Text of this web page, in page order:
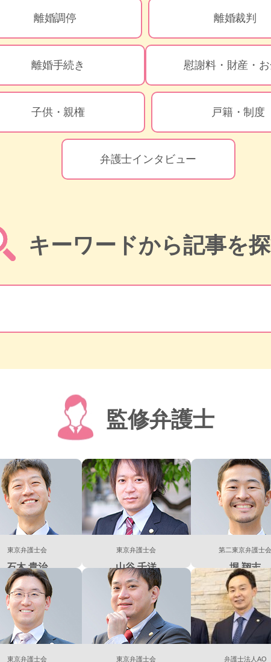
離婚調停 離婚裁判
離婚手続き 慰謝料・財産・
子供・親権 戸籍・制度
弁護士インタビュー
キーワードから記事を
監修弁護士
東京弁護士会
石木 貴治
東京弁護士会
山谷 千洋
第二東京弁護士会
堀 翔志
東京弁護士会 東京弁護士会 弁護士法人AO